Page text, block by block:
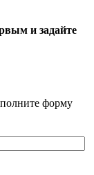
и задайте
форму